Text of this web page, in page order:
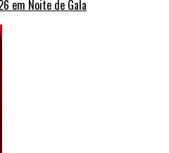
em Noite de Gala